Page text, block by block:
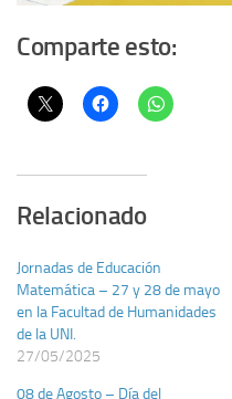
Comparte esto:
Relacionado
Jornadas de Educación
Matemática – 27 y 28 de mayo
en la Facultad de Humanidades
de la UNI.
27/05/2025
08 de Agosto – Día del